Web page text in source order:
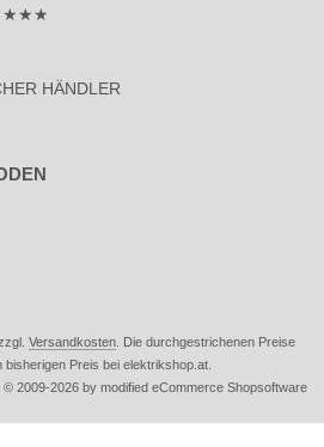
HÄNDLER
Versandkosten. Die durchgestrichenen Preise
Preis bei elektrikshop.at.
2009-2026 by modified eCommerce Shopsoftware